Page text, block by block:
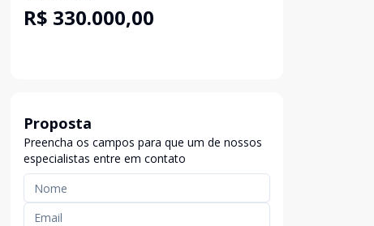
R$ 330.000,00
Proposta
Preencha os campos para que um de nossos
especialistas entre em contato